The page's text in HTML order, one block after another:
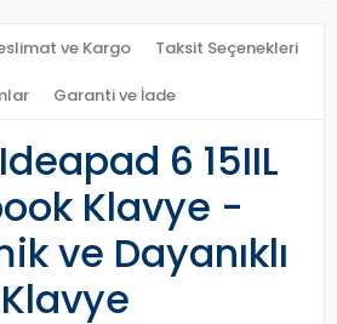
ve Kargo Taksit Seçenekleri
Garanti ve İade
6 15IIL
Klavye -
ve Dayanıklı
Klavye